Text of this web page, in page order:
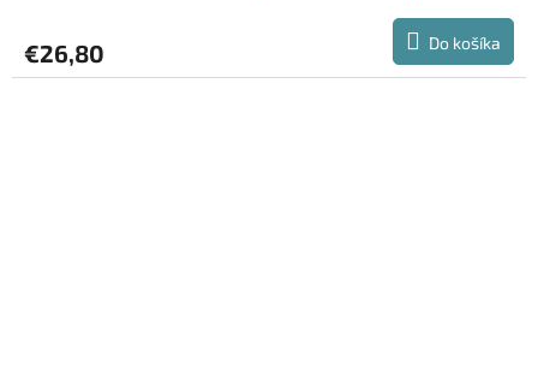
€26,80 Do košíka